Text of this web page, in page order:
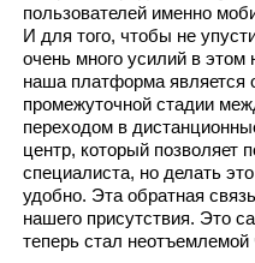
пользователей именно
И для того, чтобы не
очень много усилий в
наша платформа является
промежуточной стадии
переходом в
центр, который позволяет
специалиста, но делать
удобно. Эта обратная
нашего присутствия. Это
теперь стал